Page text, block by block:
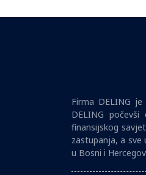
Firma DELING
DELING
finansijskog
zastupanja, a
u Bosni i